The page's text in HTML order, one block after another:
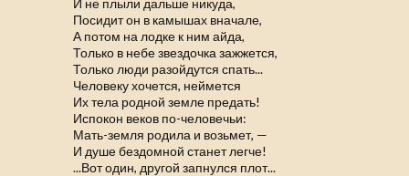
Посидит он в камышах вначале,
А потом на лодке к ним айда,
Только в небе звездочка зажжется,
Только люди разойдутся спать...
Человеку хочется, неймется
Их тела родной земле предать!
Испокон веков по-человечьи:
Мать-земля родила и возьмет, —
И душе бездомной станет легче!
...Вот один, другой запнулся плот...